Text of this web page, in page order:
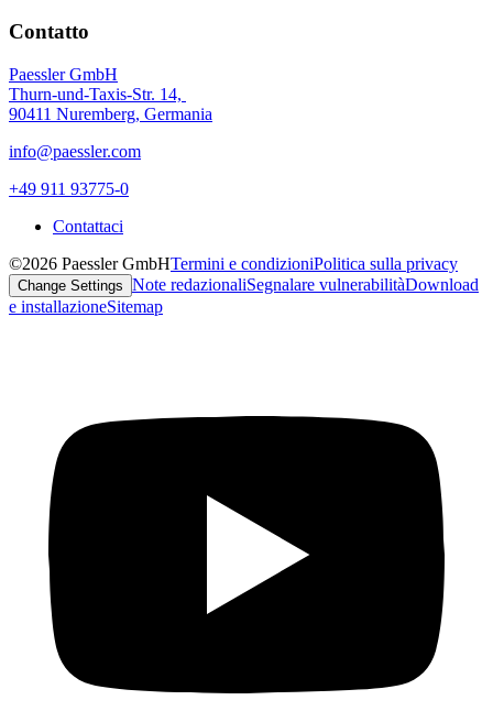
Contatto
Paessler GmbH
Thurn-und-Taxis-Str. 14,
90411 Nuremberg, Germania
info@paessler.com
+49 911 93775-0
Contattaci
©2026 Paessler GmbHTermini e condizioniPolitica sulla privacy
Change Settings Note redazionaliSegnalare vulnerabilitàDownload
e installazioneSitemap